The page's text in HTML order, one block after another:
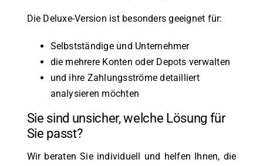
Die Deluxe-Version ist besonders geeignet für:
Selbstständige und Unternehmer
die mehrere Konten oder Depots verwalten
und ihre Zahlungsströme detailliert
analysieren möchten
Sie sind unsicher, welche Lösung für
Sie passt?
Wir beraten Sie individuell und helfen Ihnen, die